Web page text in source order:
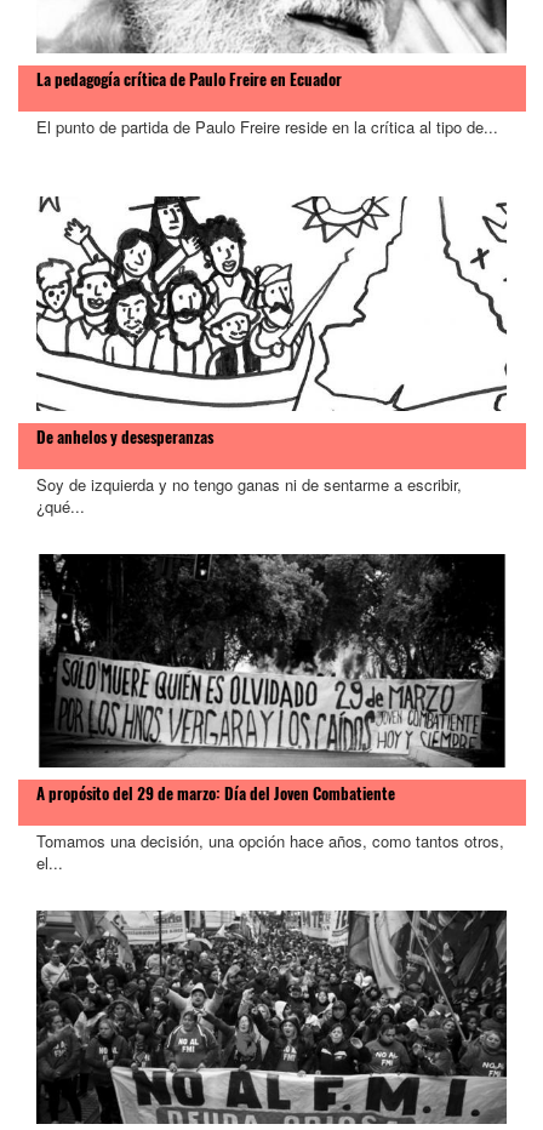
La pedagogía crítica de Paulo Freire en Ecuador
El punto de partida de Paulo Freire reside en la crítica al tipo de...
De anhelos y desesperanzas
Soy de izquierda y no tengo ganas ni de sentarme a escribir,
¿qué...
A propósito del 29 de marzo: Día del Joven Combatiente
Tomamos una decisión, una opción hace años, como tantos otros,
el...